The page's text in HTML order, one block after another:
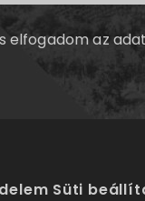
elfogadom az
Süti